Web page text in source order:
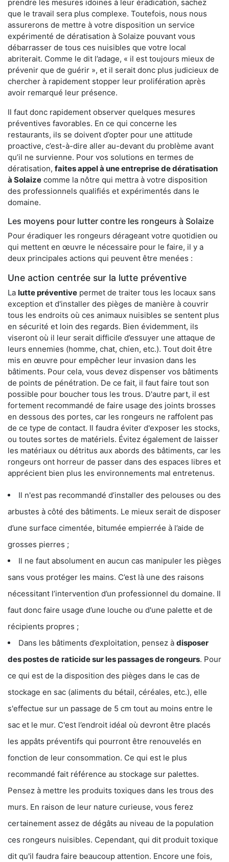
prendre les mesures idoines à leur éradication, sachez
que le travail sera plus complexe. Toutefois, nous nous
assurerons de mettre à votre disposition un service
expérimenté de dératisation à Solaize pouvant vous
débarrasser de tous ces nuisibles que votre local
abriterait. Comme le dit l’adage, « il est toujours mieux de
prévenir que de guérir », et il serait donc plus judicieux de
chercher à rapidement stopper leur prolifération après
avoir remarqué leur présence.
Il faut donc rapidement observer quelques mesures
préventives favorables. En ce qui concerne les
restaurants, ils se doivent d’opter pour une attitude
proactive, c’est-à-dire aller au-devant du problème avant
qu’il ne survienne. Pour vos solutions en termes de
dératisation, faites appel à une entreprise de dératisation
à Solaize comme la nôtre qui mettra à votre disposition
des professionnels qualifiés et expérimentés dans le
domaine.
Les moyens pour lutter contre les rongeurs à Solaize
Pour éradiquer les rongeurs dérageant votre quotidien ou
qui mettent en œuvre le nécessaire pour le faire, il y a
deux principales actions qui peuvent être menées :
Une action centrée sur la lutte préventive
La lutte préventive permet de traiter tous les locaux sans
exception et d'installer des pièges de manière à couvrir
tous les endroits où ces animaux nuisibles se sentent plus
en sécurité et loin des regards. Bien évidemment, ils
viseront où il leur serait difficile d’essuyer une attaque de
leurs ennemies (homme, chat, chien, etc.). Tout doit être
mis en œuvre pour empêcher leur invasion dans les
bâtiments. Pour cela, vous devez dispenser vos bâtiments
de points de pénétration. De ce fait, il faut faire tout son
possible pour boucher tous les trous. D'autre part, il est
fortement recommandé de faire usage des joints brosses
en dessous des portes, car les rongeurs ne raffolent pas
de ce type de contact. Il faudra éviter d'exposer les stocks,
ou toutes sortes de matériels. Évitez également de laisser
les matériaux ou détritus aux abords des bâtiments, car les
rongeurs ont horreur de passer dans des espaces libres et
apprécient bien plus les environnements mal entretenus.
Il n'est pas recommandé d’installer des pelouses ou des
arbustes à côté des bâtiments. Le mieux serait de disposer
d’une surface cimentée, bitumée empierrée à l’aide de
grosses pierres ;
Il ne faut absolument en aucun cas manipuler les pièges
sans vous protéger les mains. C’est là une des raisons
nécessitant l’intervention d’un professionnel du domaine. Il
faut donc faire usage d’une louche ou d'une palette et de
récipients propres ;
Dans les bâtiments d’exploitation, pensez à disposer
des postes de raticide sur les passages de rongeurs. Pour
ce qui est de la disposition des pièges dans le cas de
stockage en sac (aliments du bétail, céréales, etc.), elle
s'effectue sur un passage de 5 cm tout au moins entre le
sac et le mur. C'est l’endroit idéal où devront être placés
les appâts préventifs qui pourront être renouvelés en
fonction de leur consommation. Ce qui est le plus
recommandé fait référence au stockage sur palettes.
Pensez à mettre les produits toxiques dans les trous des
murs. En raison de leur nature curieuse, vous ferez
certainement assez de dégâts au niveau de la population
ces rongeurs nuisibles. Cependant, qui dit produit toxique
dit qu'il faudra faire beaucoup attention. Encore une fois,